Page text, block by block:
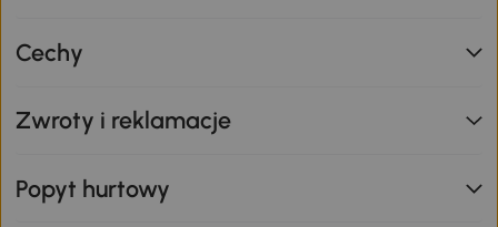
Cechy
Zwroty i reklamacje
Popyt hurtowy